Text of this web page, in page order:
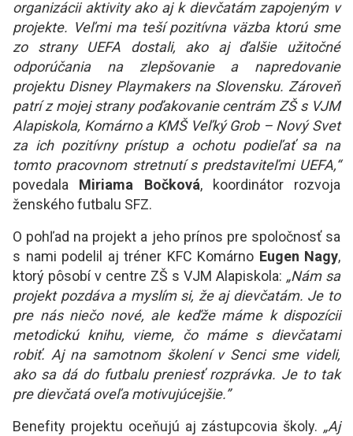
organizácii aktivity ako aj k dievčatám zapojeným v
projekte. Veľmi ma teší pozitívna väzba ktorú sme
zo strany UEFA dostali, ako aj ďalšie užitočné
odporúčania na zlepšovanie a napredovanie
projektu Disney Playmakers na Slovensku. Zároveň
patrí z mojej strany poďakovanie centrám ZŠ s VJM
Alapiskola, Komárno a KMŠ Veľký Grob – Nový Svet
za ich pozitívny prístup a ochotu podieľať sa na
tomto pracovnom stretnutí s predstaviteľmi UEFA,“
povedala Miriama Bočková, koordinátor rozvoja
ženského futbalu SFZ.
O pohľad na projekt a jeho prínos pre spoločnosť sa
s nami podelil aj tréner KFC Komárno Eugen Nagy,
ktorý pôsobí v centre ZŠ s VJM Alapiskola: „Nám sa
projekt pozdáva a myslím si, že aj dievčatám. Je to
pre nás niečo nové, ale keďže máme k dispozícii
metodickú knihu, vieme, čo máme s dievčatami
robiť. Aj na samotnom školení v Senci sme videli,
ako sa dá do futbalu preniesť rozprávka. Je to tak
pre dievčatá oveľa motivujúcejšie.”
Benefity projektu oceňujú aj zástupcovia školy. „Aj